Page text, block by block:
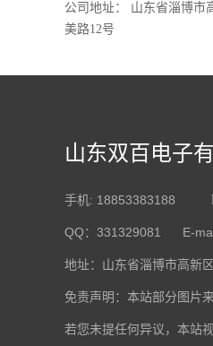
公司地址： 山东省淄博市
美路12号
山东双百电子
手机: 18853383188
QQ：331329081 E-
地址：山东省淄博市高新
免责声明：本站部分图片
若您未提任何异议，本站